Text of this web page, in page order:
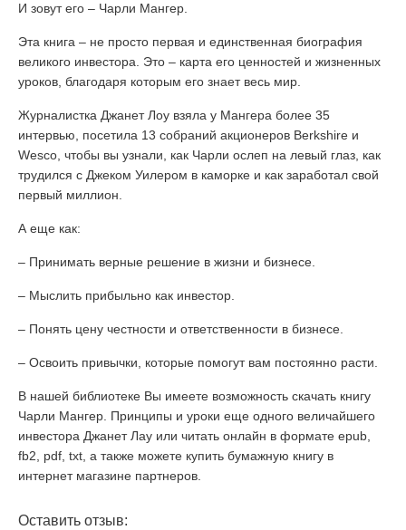
И зовут его – Чарли Мангер.
Эта книга – не просто первая и единственная биография
великого инвестора. Это – карта его ценностей и жизненных
уроков, благодаря которым его знает весь мир.
Журналистка Джанет Лоу взяла у Мангера более 35
интервью, посетила 13 собраний акционеров Berkshire и
Wesco, чтобы вы узнали, как Чарли ослеп на левый глаз, как
трудился с Джеком Уилером в каморке и как заработал свой
первый миллион.
А еще как:
– Принимать верные решение в жизни и бизнесе.
– Мыслить прибыльно как инвестор.
– Понять цену честности и ответственности в бизнесе.
– Освоить привычки, которые помогут вам постоянно расти.
В нашей библиотеке Вы имеете возможность скачать книгу
Чарли Мангер. Принципы и уроки еще одного величайшего
инвестора Джанет Лау или читать онлайн в формате epub,
fb2, pdf, txt, а также можете купить бумажную книгу в
интернет магазине партнеров.
Оставить отзыв: